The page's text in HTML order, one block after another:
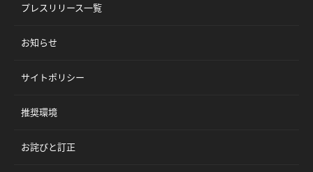
プレスリリース一覧
お知らせ
サイトポリシー
推奨環境
お詫びと訂正